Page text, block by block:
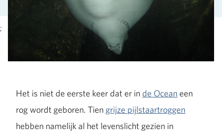
;
Het is niet de eerste keer dat er in de Ocean een
rog wordt geboren. Tien grijze pijlstaartroggen
hebben namelijk al het levenslicht gezien in